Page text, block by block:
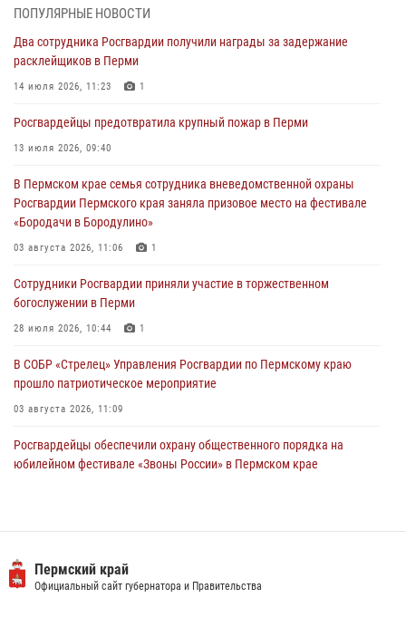
юных спортсменов
03 августа 2026, 10:59
30 июля 2026, 05:19
богослужении в Перми
28 июля 2026, 10:44
Росгвардейцы оказали силовую поддержку при задержании
28 июля 2026, 06:15
ПОПУЛЯРНЫЕ НОВОСТИ
Два сотрудника Росгвардии получили награды за задержание
расклейщиков в Перми
14 июля 2026, 11:23 1
Росгвардейцы предотвратила крупный пожар в Перми
13 июля 2026, 09:40
В Пермском крае семья сотрудника вневедомственной охраны
Росгвардии Пермского края заняла призовое место на фестивале
«Бородачи в Бородулино»
03 августа 2026, 11:06 1
Сотрудники Росгвардии приняли участие в торжественном
богослужении в Перми
28 июля 2026, 10:44 1
В СОБР «Стрелец» Управления Росгвардии по Пермскому краю
прошло патриотическое мероприятие
03 августа 2026, 11:09
Росгвардейцы обеспечили охрану общественного порядка на
юбилейном фестивале «Звоны России» в Пермском крае
ветеринарно-санитарной службы с годовщиной образования
13 июля 2026, 10:43
Пермский край
Официальный сайт губернатора и Правительства